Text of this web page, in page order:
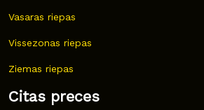
Vasaras riepas
Vissezonas riepas
Ziemas riepas
Citas preces